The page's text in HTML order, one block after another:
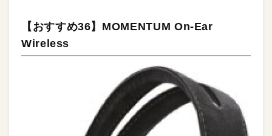
【おすすめ36】MOMENTUM On-Ear
Wireless